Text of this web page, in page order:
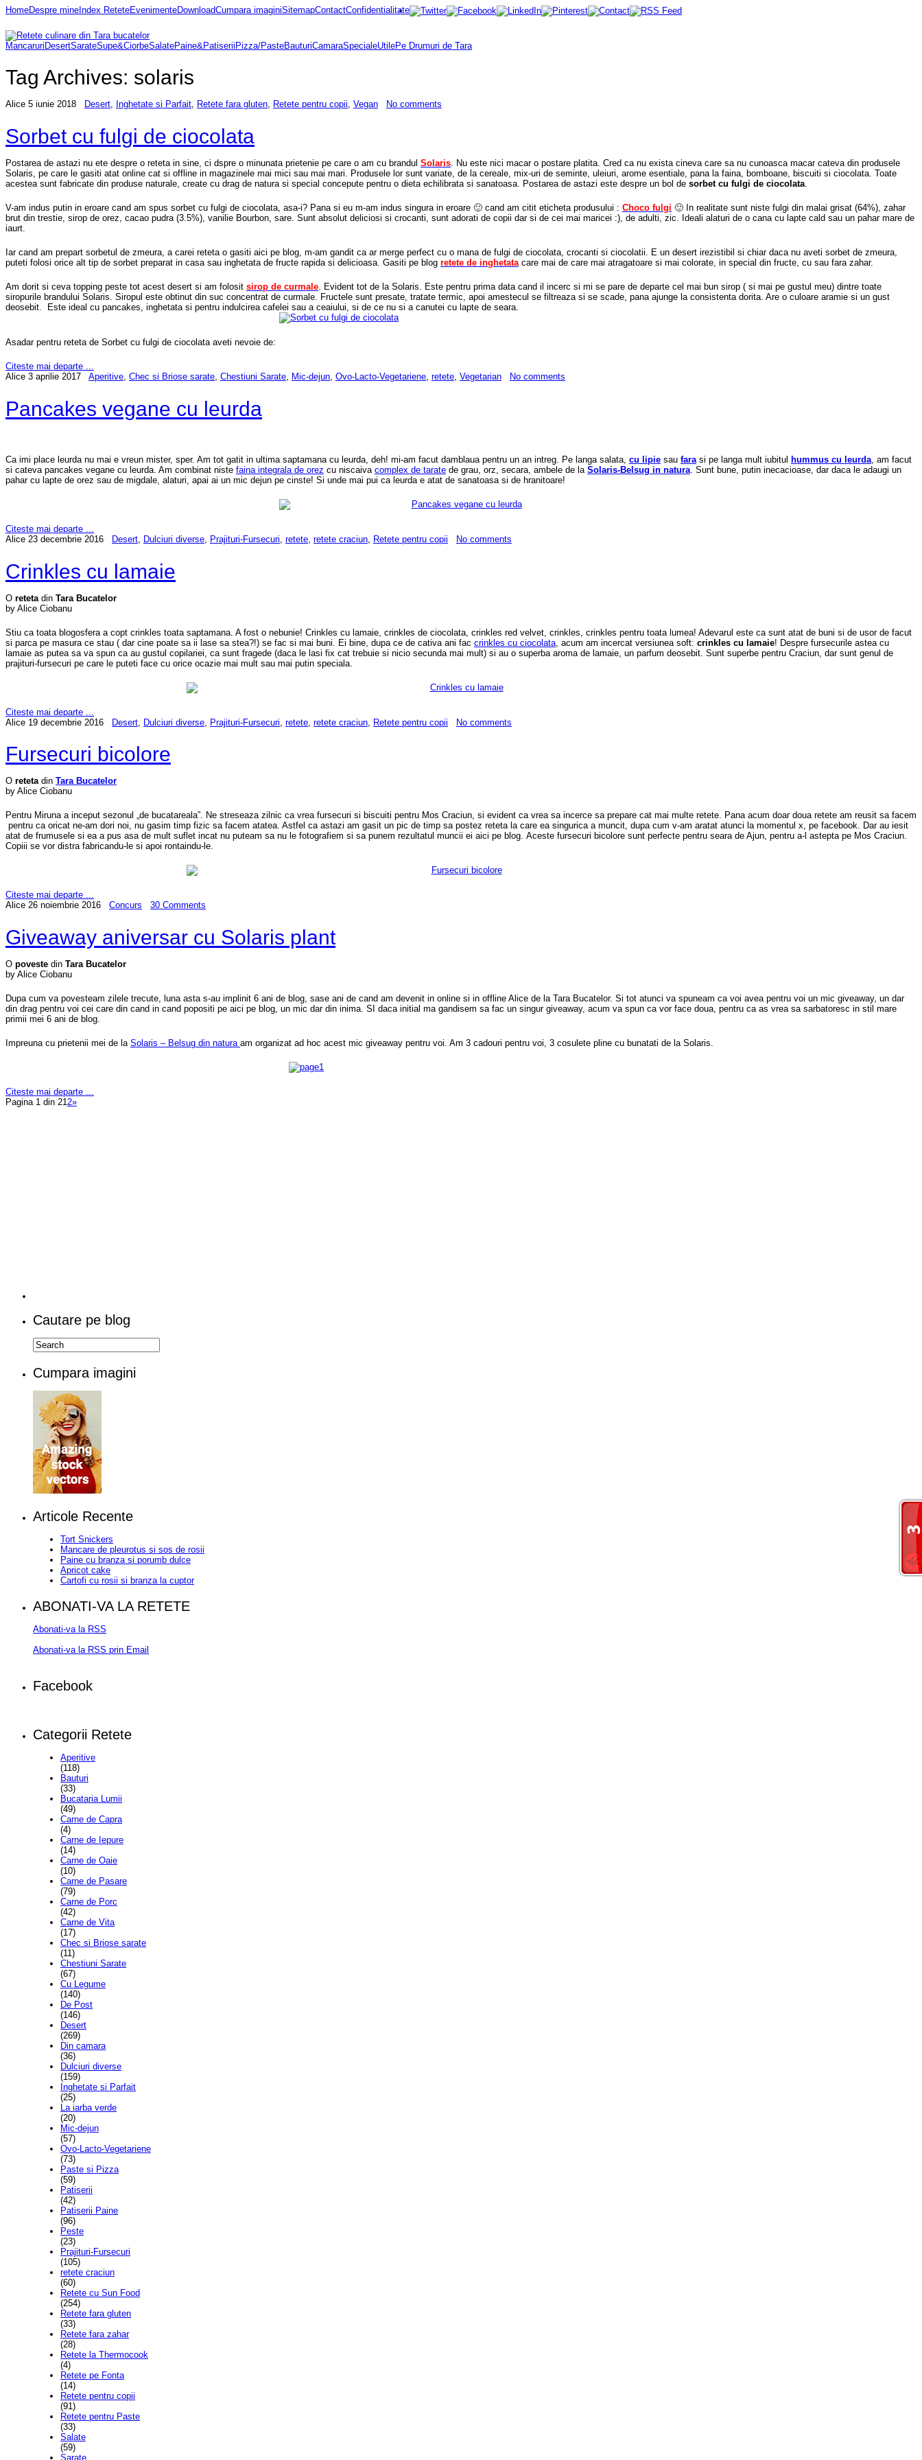
HomeDespre mine Index ReteteEvenimenteDownloadCumpara imaginiSitemapContactConfidentialitate
Mancaruri DesertSarateSupe&CiorbeSalatePaine&Patiserii Pizza/PasteBauturiCamaraSpecialeUtilePe Drumuri de Tara
Tag Archives: solaris
Alice 5 iunie 2018 Desert Inghetate si Parfait Retete fara gluten Retete pentru copii Vegan No comments
Sorbet cu fulgi de ciocolata
Postarea de astazi nu ete despre o reteta in sine, ci dspre o minunata prietenie pe care o am cu brandul Solaris . Nu este nici macar o postare platita. Cred ca nu exista cineva care sa nu cunoasca macar cateva din produsele
Solaris, pe care le gasiti atat online cat si offline in magazinele mai mici sau mai mari. Produsele lor sunt variate, de la cereale, mix-uri de seminte, uleiuri, arome esentiale, pana la faina, bomboane, biscuiti si ciocolata. Toate
acestea sunt fabricate din produse naturale, create cu drag de natura si special concepute pentru o dieta echilibrata si sanatoasa. Postarea de astazi este despre un bol de sorbet cu fulgi de ciocolata
V-am indus putin in eroare cand am spus sorbet cu fulgi de ciocolata, asa-i? Pana si eu m-am indus singura in eroare 🙂 cand am citit eticheta produsului : Choco fulgi 🙂 In realitate sunt niste fulgi din malai grisat (64%), zahar
brut din trestie, sirop de orez, cacao pudra (3.5%), vanilie Bourbon, sare. Sunt absolut deliciosi si crocanti, sunt adorati de copii dar si de cei mai maricei :), de adulti, zic. Ideali alaturi de o cana cu lapte cald sau un pahar mare de
iaurt.
Iar cand am prepart sorbetul de zmeura, a carei reteta o gasiti aici pe blog, m-am gandit ca ar merge perfect cu o mana de fulgi de ciocolata, crocanti si ciocolatii. E un desert irezistibil si chiar daca nu aveti sorbet de zmeura,
puteti folosi orice alt tip de sorbet preparat in casa sau inghetata de fructe rapida si delicioasa. Gasiti pe blog retete de inghetata care mai de care mai atragatoare si mai colorate, in special din fructe, cu sau fara zahar.
Am dorit si ceva topping peste tot acest desert si am folosit sirop de curmale . Evident tot de la Solaris. Este pentru prima data cand il incerc si mi se pare de departe cel mai bun sirop ( si mai pe gustul meu) dintre toate
siropurile brandului Solaris. Siropul este obtinut din suc concentrat de curmale. Fructele sunt presate, tratate termic, apoi amestecul se filtreaza si se scade, pana ajunge la consistenta dorita. Are o culoare aramie si un gust
deosebit. Este ideal cu pancakes, inghetata si pentru indulcirea cafelei sau a ceaiului, si de ce nu si a canutei cu lapte de seara.
Asadar pentru reteta de Sorbet cu fulgi de ciocolata aveti nevoie de:
Citeste mai departe ...
Alice 3 aprilie 2017 Aperitive Chec si Briose sarate Chestiuni Sarate Mic-dejun Ovo-Lacto-Vegetariene retete Vegetarian No comments
Pancakes vegane cu leurda
Ca imi place leurda nu mai e vreun mister, sper. Am tot gatit in ultima saptamana cu leurda, deh! mi-am facut damblaua pentru un an intreg. Pe langa salata, cu lipie sau fara si pe langa mult iubitul hummus cu leurda , am facut
si cateva pancakes vegane cu leurda. Am combinat niste faina integrala de orez cu niscaiva complex de tarate de grau, orz, secara, ambele de la Solaris-Belsug in natura . Sunt bune, putin inecacioase, dar daca le adaugi un
pahar cu lapte de orez sau de migdale, alaturi, apai ai un mic dejun pe cinste! Si unde mai pui ca leurda e atat de sanatoasa si de hranitoare!
Citeste mai departe ...
Alice 23 decembrie 2016 Desert Dulciuri diverse Prajituri-Fursecuri retete retete craciun Retete pentru copii No comments
Crinkles cu lamaie
O reteta din Tara Bucatelor
by Alice Ciobanu
Stiu ca toata blogosfera a copt crinkles toata saptamana. A fost o nebunie! Crinkles cu lamaie, crinkles de ciocolata, crinkles red velvet, crinkles, crinkles pentru toata lumea! Adevarul este ca sunt atat de buni si de usor de facut
si parca pe masura ce stau ( dar cine poate sa ii lase sa stea?!) se fac si mai buni. Ei bine, dupa ce de cativa ani fac crinkles cu ciocolata , acum am incercat versiunea soft: crinkles cu lamaie! Despre fursecurile astea cu
lamaie as putea sa va spun ca au gustul copilariei, ca sunt fragede (daca le lasi fix cat trebuie si nicio secunda mai mult) si au o superba aroma de lamaie, un parfum deosebit. Sunt superbe pentru Craciun, dar sunt genul de
prajituri-fursecuri pe care le puteti face cu orice ocazie mai mult sau mai putin speciala.
Citeste mai departe ...
Alice 19 decembrie 2016 Desert Dulciuri diverse Prajituri-Fursecuri retete retete craciun Retete pentru copii No comments
Fursecuri bicolore
O retetadin Tara Bucatelor
by Alice Ciobanu
Pentru Miruna a inceput sezonul „de bucatareala”. Ne streseaza zilnic ca vrea fursecuri si biscuiti pentru Mos Craciun, si evident ca vrea sa incerce sa prepare cat mai multe retete. Pana acum doar doua retete am reusit sa facem
pentru ca oricat ne-am dori noi, nu gasim timp fizic sa facem atatea. Astfel ca astazi am gasit un pic de timp sa postez reteta la care ea singurica a muncit, dupa cum v-am aratat atunci la momentul x, pe facebook. Dar au iesit
atat de frumusele si ea a pus asa de mult suflet incat nu puteam sa nu le fotografiem si sa punem rezultatul muncii ei aici pe blog. Aceste fursecuri bicolore sunt perfecte pentru seara de Ajun, pentru a-l astepta pe Mos Craciun.
Copiii se vor distra fabricandu-le si apoi rontaindu-le.
Citeste mai departe ...
Alice 26 noiembrie 2016 Concurs 30 Comments
Giveaway aniversar cu Solaris plant
O poveste din Tara Bucatelor
by Alice Ciobanu
Dupa cum va povesteam zilele trecute, luna asta s-au implinit 6 ani de blog, sase ani de cand am devenit in online si in offline Alice de la Tara Bucatelor. Si tot atunci va spuneam ca voi avea pentru voi un mic giveaway, un dar
din drag pentru voi cei care din cand in cand popositi pe aici pe blog, un mic dar din inima. SI daca initial ma gandisem sa fac un singur giveaway, acum va spun ca vor face doua, pentru ca as vrea sa sarbatoresc in stil mare
primii mei 6 ani de blog.
Impreuna cu prietenii mei de la Solaris – Belsug din natura am organizat ad hoc acest mic giveaway pentru voi. Am 3 cadouri pentru voi, 3 cosulete pline cu bunatati de la Solaris.
Citeste mai departe ...
Pagina 1 din 212»
Cautare pe blog
Cumpara imagini
Articole Recente
Tort Snickers
Mancare de pleurotus si sos de rosii
Paine cu branza si porumb dulce
Apricot cake
Cartofi cu rosii si branza la cuptor
ABONATI-VA LA RETETE
Abonati-va la RSS
Abonati-va la RSS prin Email
Facebook
Categorii Retete
Aperitive
(118)
Bauturi
(33)
Bucataria Lumii
(49)
Carne de Capra
(4)
Carne de Iepure
(14)
Carne de Oaie
(10)
Carne de Pasare
(79)
Carne de Porc
(42)
Carne de Vita
(17)
Chec si Briose sarate
(11)
Chestiuni Sarate
(67)
Cu Legume
(140)
De Post
(146)
Desert
(269)
Din camara
(36)
Dulciuri diverse
(159)
Inghetate si Parfait
(25)
La iarba verde
(20)
Mic-dejun
(57)
Ovo-Lacto-Vegetariene
(73)
Paste si Pizza
(59)
Patiserii
(42)
Patiserii Paine
(96)
Peste
(23)
Prajituri-Fursecuri
(105)
retete craciun
(60)
Retete cu Sun Food
(254)
Retete fara gluten
(33)
Retete fara zahar
(28)
Retete la Thermocook
(4)
Retete pe Fonta
(14)
Retete pentru copii
(91)
Retete pentru Paste
(33)
Salate
(59)
Sarate